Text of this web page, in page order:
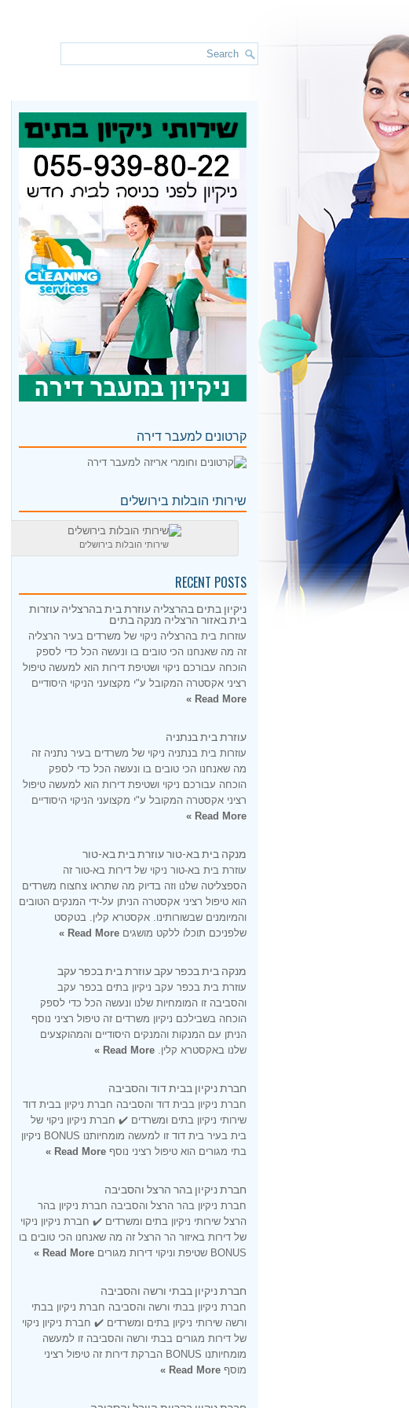
קרטונים למעבר דירה
שירותי הובלות בירושלים
שירותי הובלות בירושלים
RECENT POSTS
ניקיון בתים בהרצליה עוזרת בית בהרצליה עוזרות
בית באזור הרצליה מנקה בתים
עוזרות בית בהרצליה ניקוי של משרדים בעיר הרצליה
זה מה שאנחנו הכי טובים בו ונעשה הכל כדי לספק
הוכחה עבורכם ניקוי ושטיפת דירות הוא למעשה טיפול
רציני אקסטרה המקובל ע"י מקצועני הניקוי היסודיים
Read More »
עוזרת בית בנתניה
עוזרות בית בנתניה ניקוי של משרדים בעיר נתניה זה
מה שאנחנו הכי טובים בו ונעשה הכל כדי לספק
הוכחה עבורכם ניקוי ושטיפת דירות הוא למעשה טיפול
רציני אקסטרה המקובל ע"י מקצועני הניקוי היסודיים
Read More »
מנקה בית בא-טור עוזרת בית בא-טור
עוזרת בית בא-טור ניקוי של דירות בא-טור זה
הספצליטה שלנו וזה בדיוק מה שתראו צחצוח משרדים
הוא טיפול רציני אקסטרה הניתן על-ידי המנקים הטובים
והמיומנים שבשורותינו. אקסטרא קלין. בטקסט
שלפניכם תוכלו ללקט מושגים Read More »
מנקה בית בכפר עקב עוזרת בית בכפר עקב
עוזרת בית בכפר עקב ניקיון בתים בכפר עקב
והסביבה זו המומחיות שלנו ונעשה הכל כדי לספק
הוכחה בשבילכם ניקיון משרדים זה טיפול רציני נוסף
הניתן עם המנקות והמנקים היסודיים והמהוקצעים
שלנו באקסטרא קלין. Read More »
חברת ניקיון בבית דוד והסביבה
חברת ניקיון בבית דוד והסביבה חברת ניקיון בבית דוד
שירותי ניקיון בתים ומשרדים ✔️ חברת ניקיון ניקוי של
בית בעיר בית דוד זו למעשה מומחיותנו BONUS ניקיון
בתי מגורים הוא טיפול רציני נוסף Read More »
חברת ניקיון בהר הרצל והסביבה
חברת ניקיון בהר הרצל והסביבה חברת ניקיון בהר
הרצל שירותי ניקיון בתים ומשרדים ✔️ חברת ניקיון ניקוי
של דירות באיזור הר הרצל זה מה שאנחנו הכי טובים בו
BONUS שטיפת וניקוי דירות מגורים
Read More »
חברת ניקיון בבתי ורשה והסביבה
חברת ניקיון בבתי ורשה והסביבה חברת ניקיון בבתי
ורשה שירותי ניקיון בתים ומשרדים ✔️ חברת ניקיון ניקוי
של דירות מגורים בבתי ורשה והסביבה זו למעשה
מומחיותנו BONUS הברקת דירות זה טיפול רציני
מוסף Read More »